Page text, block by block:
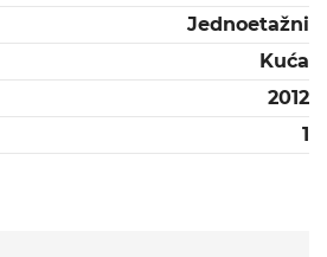
Jednoetažni
Kuća
2012
1